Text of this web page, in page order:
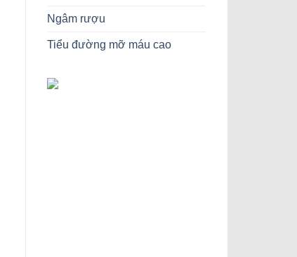
Ngâm rượu
Tiểu đường mỡ máu cao